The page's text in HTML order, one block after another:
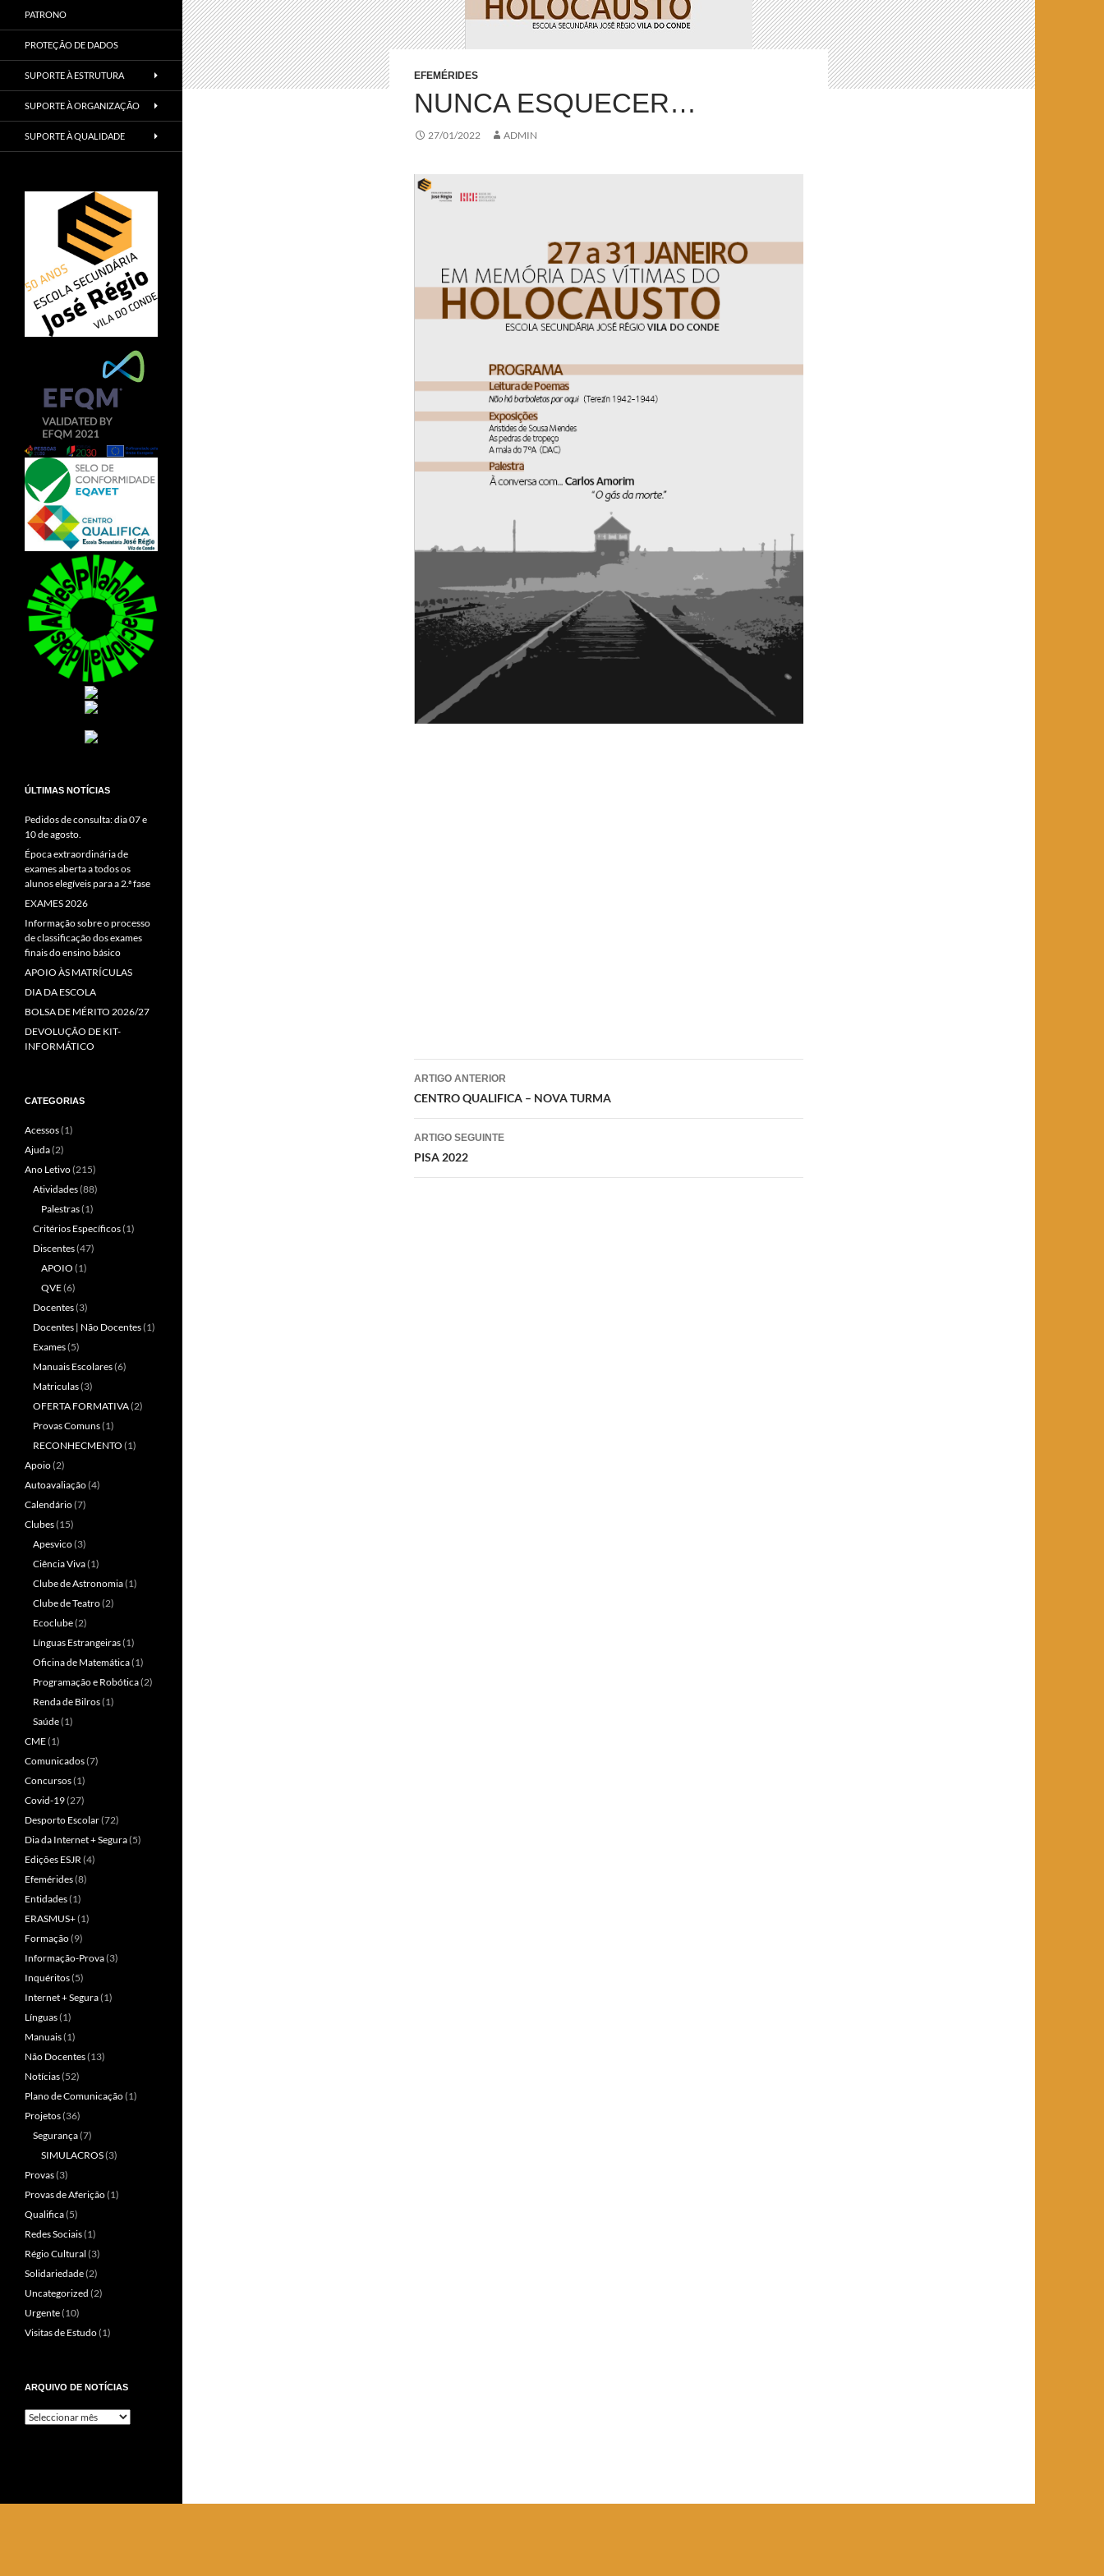
EFEMÉRIDES
NUNCA ESQUECER…
27/01/2022 ADMIN
Navegação
de
artigos
ARTIGO ANTERIOR
CENTRO QUALIFICA – NOVA TURMA
ARTIGO SEGUINTE
PISA 2022
PATRONO
PROTEÇÃO DE DADOS
SUPORTE À ESTRUTURA
SUPORTE À ORGANIZAÇÃO
SUPORTE À QUALIDADE
ÚLTIMAS NOTÍCIAS
Pedidos de consulta: dia 07 e
10 de agosto.
Época extraordinária de
exames aberta a todos os
alunos elegíveis para a 2.ª fase
EXAMES 2026
Informação sobre o processo
de classificação dos exames
finais do ensino básico
APOIO ÀS MATRÍCULAS
DIA DA ESCOLA
BOLSA DE MÉRITO 2026/27
DEVOLUÇÃO DE KIT-
INFORMÁTICO
CATEGORIAS
Acessos(1)
Ajuda(2)
Ano Letivo(215)
Atividades(88)
Palestras(1)
Critérios Específicos(1)
Discentes(47)
APOIO (1)
QVE(6)
Docentes(3)
Docentes | Não Docentes(1)
Exames(5)
Manuais Escolares(6)
Matriculas(3)
OFERTA FORMATIVA(2)
Provas Comuns(1)
RECONHECMENTO (1)
Apoio(2)
Autoavaliação(4)
Calendário(7)
Clubes(15)
Apesvico(3)
Ciência Viva(1)
Clube de Astronomia(1)
Clube de Teatro(2)
Ecoclube(2)
Línguas Estrangeiras(1)
Oficina de Matemática(1)
Programação e Robótica(2)
Renda de Bilros(1)
Saúde(1)
CME(1)
Comunicados(7)
Concursos(1)
Covid-19(27)
Desporto Escolar(72)
Dia da Internet + Segura(5)
Edições ESJR (4)
Efemérides(8)
Entidades(1)
ERASMUS+(1)
Formação(9)
Informação-Prova(3)
Inquéritos(5)
Internet + Segura(1)
Línguas(1)
Manuais(1)
Não Docentes(13)
Notícias(52)
Plano de Comunicação(1)
Projetos(36)
Segurança(7)
SIMULACROS(3)
Provas(3)
Provas de Aferição(1)
Qualifica(5)
Redes Sociais(1)
Régio Cultural (3)
Solidariedade(2)
Uncategorized (2)
Urgente(10)
Visitas de Estudo(1)
ARQUIVO DE NOTÍCIAS
Arquivo